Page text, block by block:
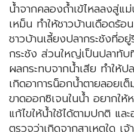
น้ำจากคลองถ้ำเข้ไหลลงสู่แ
เหม็น ทำให้ชาวบ้านเดือดร้
ชาวบ้านเลี้ยงปลากระชังที่
กระชัง ส่วนใหญ่เป็นปลาทั
ผลกระทบจากน้ำเสีย ทำให้
เกิดอาการน็อกน้ำตายลอยเ
ขาดออกซิเจนในน้ำ อยากให้
แก้ไขให้น้ำใช้ได้ตามปกติ แล
ตรวจว่าเกิดจากสาเหตุใด เ